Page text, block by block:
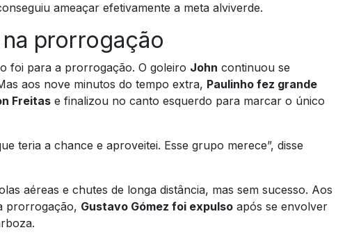
ameaçar efetivamente a meta alviverde.
prorrogação
foi para a prorrogação. O goleiro John continuou se
aos nove minutos do tempo extra, Paulinho fez grande
Freitas e finalizou no canto esquerdo para marcar o único
teria a chance e aproveitei. Esse grupo merece”, disse
aéreas e chutes de longa distância, mas sem sucesso. Aos
prorrogação, Gustavo Gómez foi expulso após se envolver